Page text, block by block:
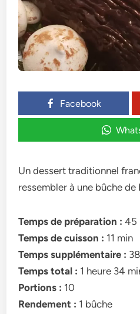
Facebook
Un dessert traditionnel
ressembler à une bûche de
Temps de préparation : 45
Temps de cuisson : 11 min
Temps supplémentaire :
Temps total : 1 heure 34
Portions : 10
Rendement : 1 bûche